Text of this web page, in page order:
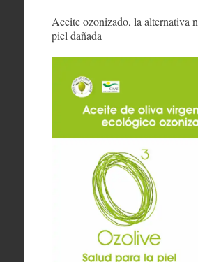
Aceite ozonizado, la alternativa
piel dañada